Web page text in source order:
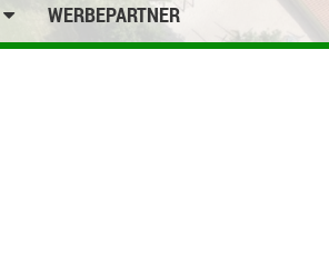
WERBEPARTNER